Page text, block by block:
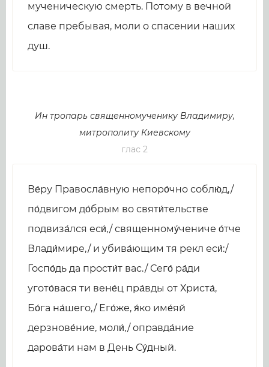
мученическую смерть. Потому в вечной
славе пребывая, моли о спасении наших
душ.
Ин тропарь священномученику Владимиру,
митрополиту Киевскому
глас 2
Ве́ру Правосла́вную непоро́чно соблю́д,/
по́двигом до́брым во святи́тельстве
подвиза́лся еси́,/ священному́чениче о́тче
Влади́мире,/ и убива́ющим тя рекл еси́:/
Госпо́дь да прости́т вас./ Сего́ ра́ди
угото́вася ти вене́ц пра́вды от Христа́,
Бо́га на́шего,/ Его́же, я́ко име́яй
дерзнове́ние, моли́,/ оправда́ние
дарова́ти нам в День Су́дный.